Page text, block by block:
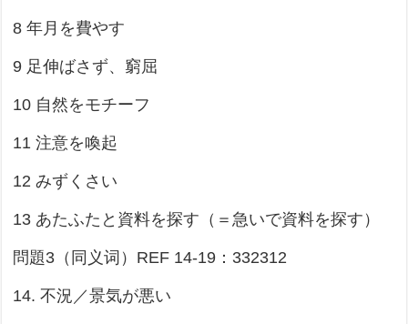
8 年月を費やす
9 足伸ばさず、窮屈
10 自然をモチーフ
11 注意を喚起
12 みずくさい
13 あたふたと資料を探す（＝急いで資料を探す）
問題3（同义词）REF 14-19：332312
14. 不況／景気が悪い